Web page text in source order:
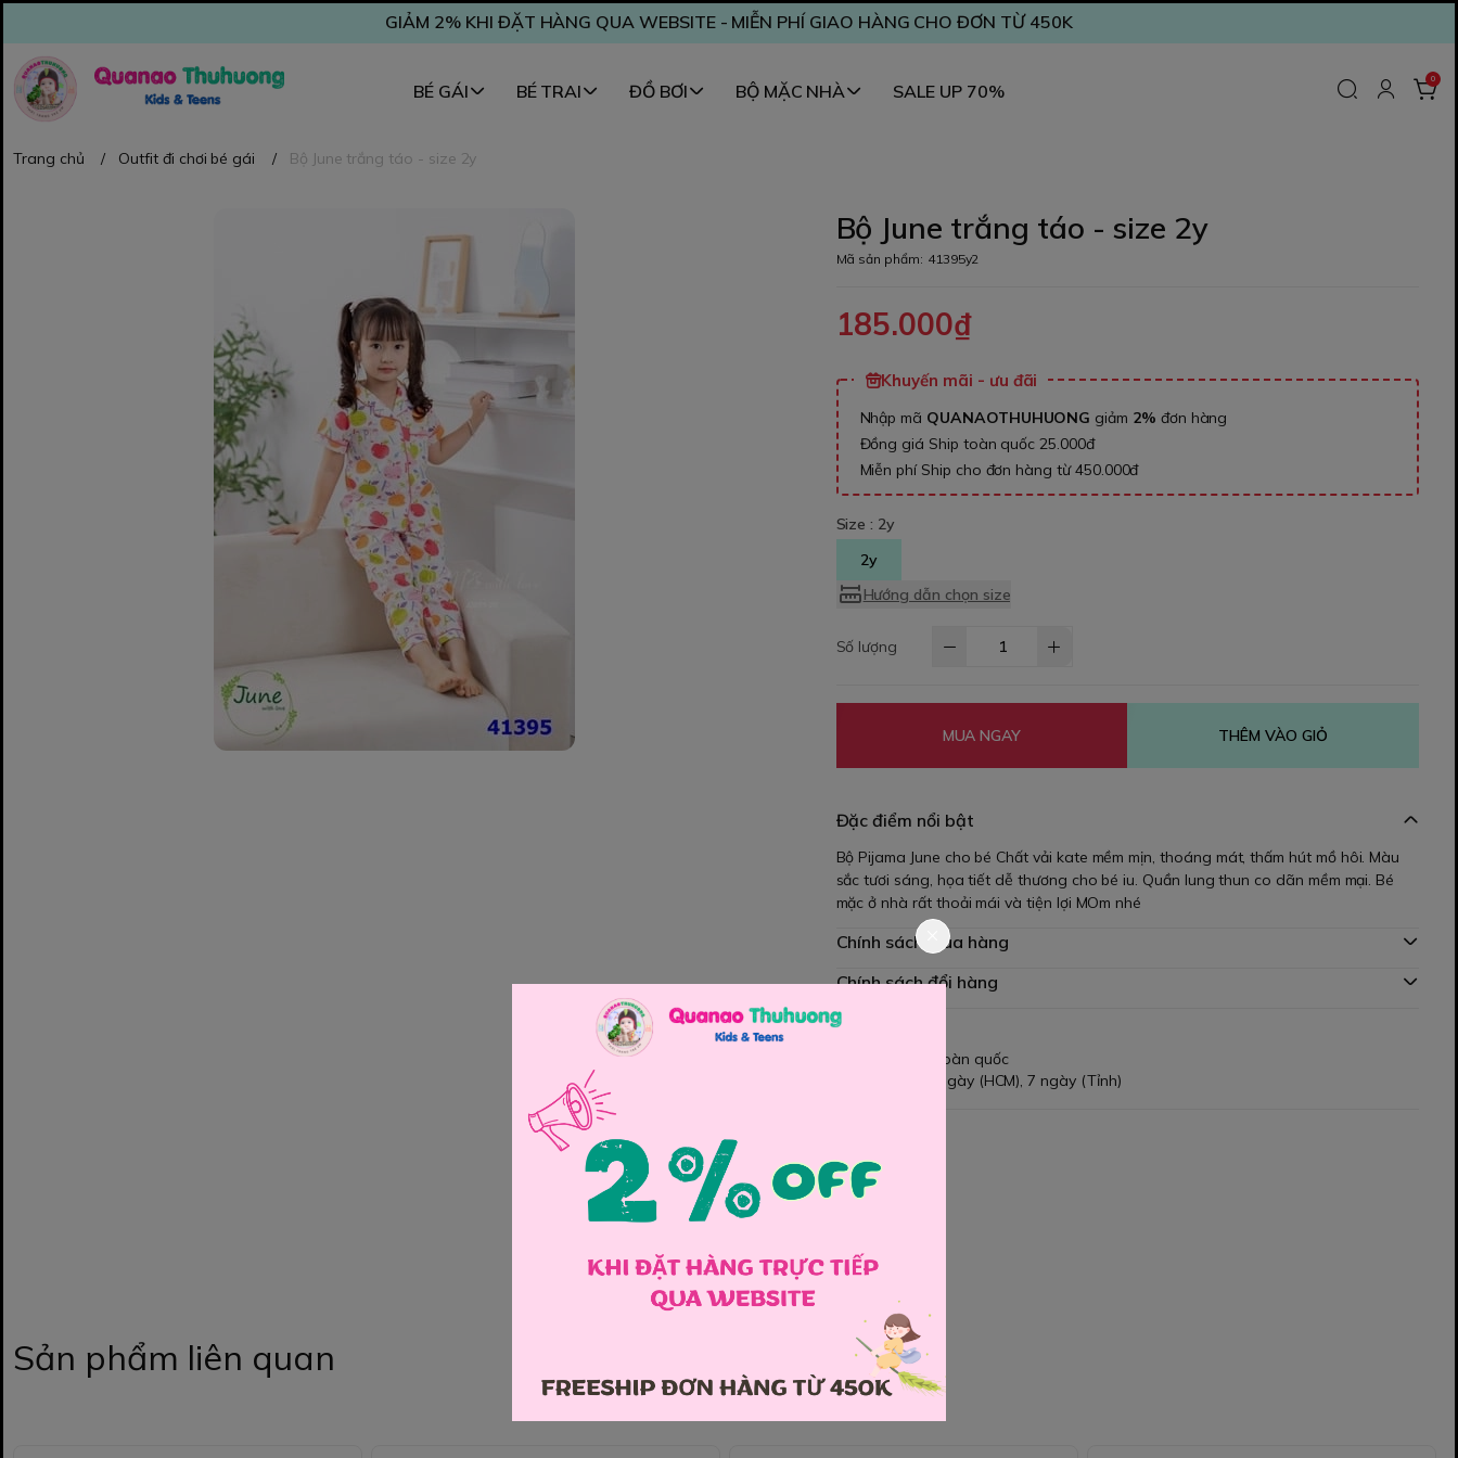
GIẢM 2% KHI ĐẶT HÀNG QUA WEBSITE - MIỄN PHÍ GIAO HÀNG CHO ĐƠN TỪ 450K
BÉ GÁI BÉ TRAI ĐỒ BƠI BỘ MẶC NHÀ SALE UP 70%
0
Trang chủ / Outfit đi chơi bé gái / Bộ June trắng táo - size 2y
Bộ June trắng táo - size 2y
Mã sản phẩm: 41395y2
185.000₫
Khuyến mãi - ưu đãi
Nhập mã QUANAOTHUHUONG giảm 2% đơn hàng
Đồng giá Ship toàn quốc 25.000đ
Miễn phí Ship cho đơn hàng từ 450.000đ
Size : 2y
2y
Hướng dẫn chọn size
Số lượng
MUA NGAY THÊM VÀO GIỎ
Đặc điểm nổi bật
Bộ Pijama June cho bé Chất vải kate mềm mịn, thoáng mát, thấm hút mồ hôi. Màu
sắc tươi sáng, họa tiết dễ thương cho bé iu. Quần lung thun co dãn mềm mại. Bé
mặc ở nhà rất thoải mái và tiện lợi MOm nhé
Chính sách mua hàng
Chính sách đổi hàng
Giao hàng toàn quốc
Đổi hàng 3 ngày (HCM), 7 ngày (Tỉnh)
Sản phẩm liên quan